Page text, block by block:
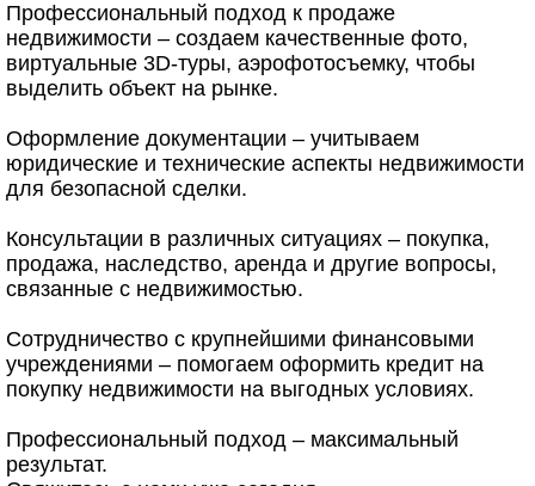
Профессиональный подход к продаже
недвижимости – создаем качественные фото,
виртуальные 3D-туры, аэрофотосъемку, чтобы
выделить объект на рынке.
Оформление документации – учитываем
юридические и технические аспекты недвижимости
для безопасной сделки.
Консультации в различных ситуациях – покупка,
продажа, наследство, аренда и другие вопросы,
связанные с недвижимостью.
Сотрудничество с крупнейшими финансовыми
учреждениями – помогаем оформить кредит на
покупку недвижимости на выгодных условиях.
Профессиональный подход – максимальный
результат.